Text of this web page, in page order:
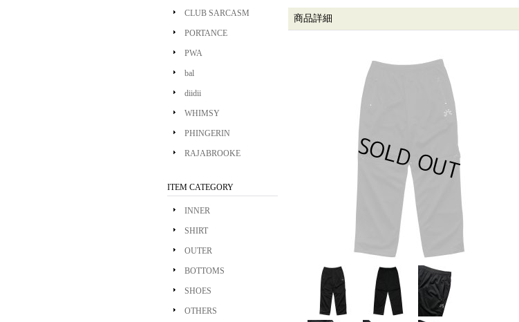
CLUB SARCASM
PORTANCE
PWA
bal
diidii
WHIMSY
PHINGERIN
RAJABROOKE
ITEM CATEGORY
INNER
SHIRT
OUTER
BOTTOMS
SHOES
OTHERS
商品詳細